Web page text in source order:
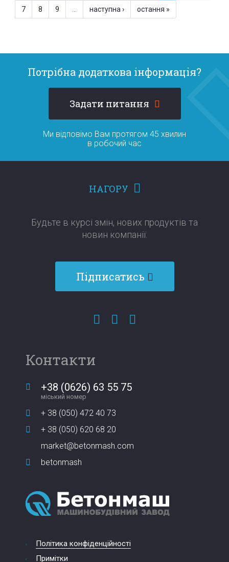
7 8 9 наступна › остання »
Потрібна додаткова інформація?
Задати питання
Ми відповімо Вам протягом 45 хвилин
в робочий час
Політика конфіденційності
Примітки
НАГОРУ
Будьте в курсі змін, нових продуктів та
новин компанії:​​​​​​​
Підписатись
Контакти
+38 (0626) 63 55 75
міський номер
+ 38 (050) 472 40 73
+ 38 (050) 620 68 20
market@betonmash.com
betonmash